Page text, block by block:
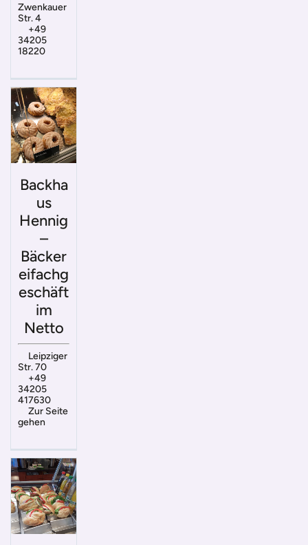
Zwenkauer
Str. 4
+49
34205
18220
Backha
us
Hennig
–
Bäcker
eifachg
eschäft
im
Netto
Leipziger
Str. 70
+49
34205
417630
Zur Seite
gehen